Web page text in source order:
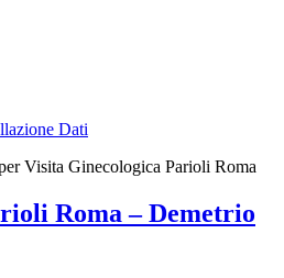
Dati
Visita Ginecologica Parioli Roma
Roma – Demetrio